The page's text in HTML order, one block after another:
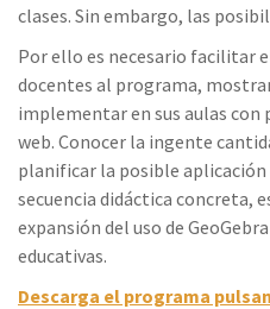
clases. Sin embargo, las
Por ello es necesario facilitar
docentes al programa,
implementar en sus aulas con
web. Conocer la ingente
planificar la posible aplicación
secuencia didáctica concreta,
expansión del uso de
educativas.
Descarga el programa